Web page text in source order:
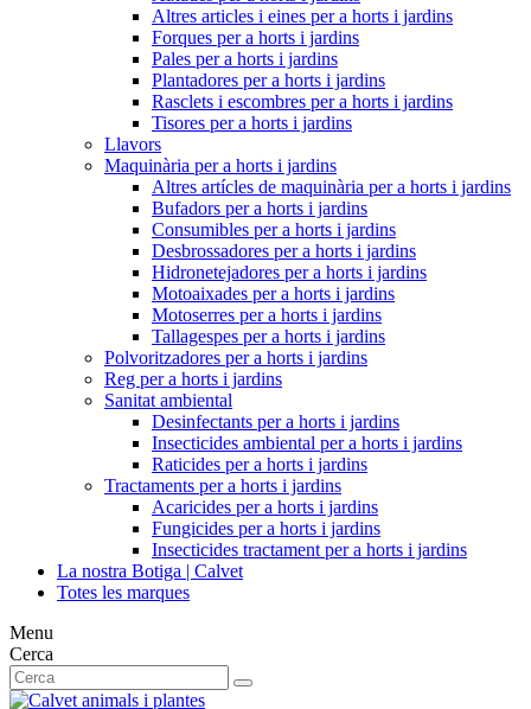
Altres articles i eines per a horts i jardins
Forques per a horts i jardins
Pales per a horts i jardins
Plantadores per a horts i jardins
Rasclets i escombres per a horts i jardins
Tisores per a horts i jardins
Llavors
Maquinària per a horts i jardins
Altres artícles de maquinària per a horts i jardins
Bufadors per a horts i jardins
Consumibles per a horts i jardins
Desbrossadores per a horts i jardins
Hidronetejadores per a horts i jardins
Motoaixades per a horts i jardins
Motoserres per a horts i jardins
Tallagespes per a horts i jardins
Polvoritzadores per a horts i jardins
Reg per a horts i jardins
Sanitat ambiental
Desinfectants per a horts i jardins
Insecticides ambiental per a horts i jardins
Raticides per a horts i jardins
Tractaments per a horts i jardins
Acaricides per a horts i jardins
Fungicides per a horts i jardins
Insecticides tractament per a horts i jardins
La nostra Botiga | Calvet
Totes les marques
Menu
Cerca